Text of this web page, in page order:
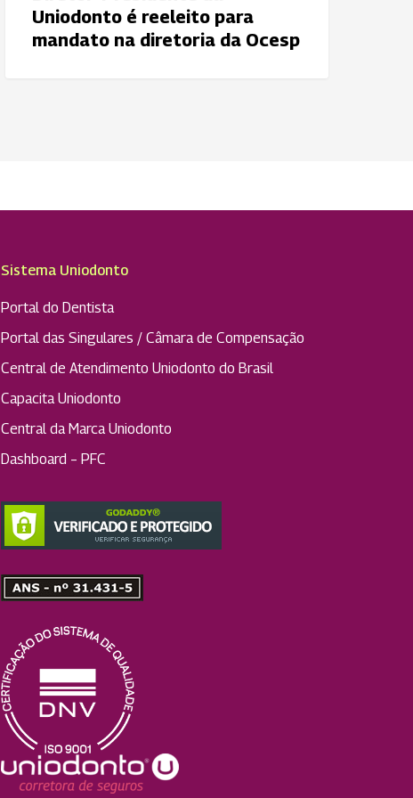
OcespUniodonto é reeleito para
mandato na diretoria da Ocesp
Sistema Uniodonto
Portal do Dentista
Portal das Singulares / Câmara de Compensação
Central de Atendimento Uniodonto do Brasil
Capacita Uniodonto
Central da Marca Uniodonto
Dashboard – PFC